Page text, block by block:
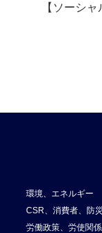
【ソーシ
環境、エネルギー
CSR、消費者、防
労働政策、労使関